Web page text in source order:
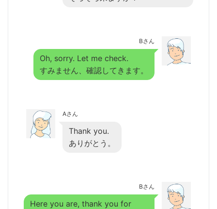
Bさん
Oh, sorry. Let me check.
すみません、確認してきます。
Aさん
Thank you.
ありがとう。
Bさん
Here you are, thank you for